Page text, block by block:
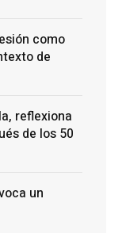
como
de
reflexiona
de los 50
un